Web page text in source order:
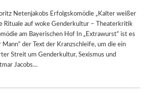
Netenjakobs Erfolgskomödie „Kalter weißer
Rituale auf woke Genderkultur – Theaterkritik
am Bayerischen Hof In „Extrawurst“ ist es
der Text der Kranzschleife, um die ein
Streit um Genderkultur, Sexismus und
Jacobs…